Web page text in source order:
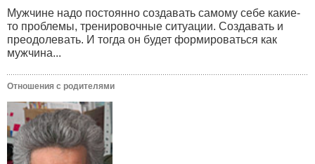
Мужчине надо постоянно создавать самому себе какие-
то проблемы, тренировочные ситуации. Создавать и
преодолевать. И тогда он будет формироваться как
мужчина...
Отношения с родителями